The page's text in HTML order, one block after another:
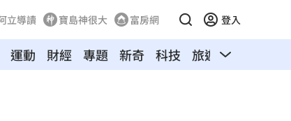
立導讀 寶島神很大 富房網 登入
運動 財經 專題 新奇 科技 旅遊 汽車